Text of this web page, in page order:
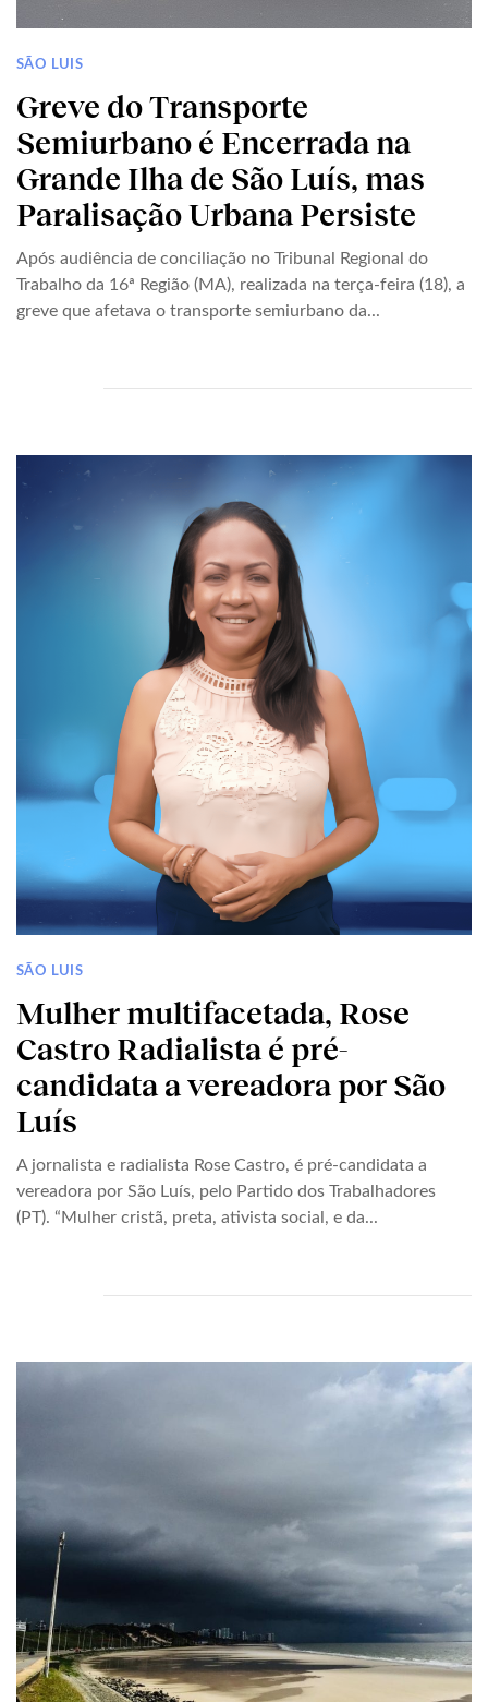
SÃO LUIS
Greve do Transporte
Semiurbano é Encerrada na
Grande Ilha de São Luís, mas
Paralisação Urbana Persiste
Após audiência de conciliação no Tribunal Regional do
Trabalho da 16ª Região (MA), realizada na terça-feira (18), a
greve que afetava o transporte semiurbano da...
SÃO LUIS
Mulher multifacetada, Rose
Castro Radialista é pré-
candidata a vereadora por São
Luís
A jornalista e radialista Rose Castro, é pré-candidata a
vereadora por São Luís, pelo Partido dos Trabalhadores
(PT). “Mulher cristã, preta, ativista social, e da...